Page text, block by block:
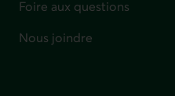
Foire aux questions
Nous joindre